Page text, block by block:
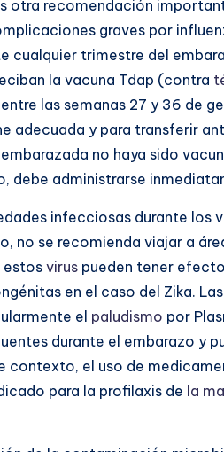
otra recomendación
graves por
cualquier trimestre del
la vacuna Tdap (contra
las semanas 27 y 36 de
adecuada y para transferir
no haya sido
debe administrarse
infecciosas durante los
no se recomienda viajar a
estos virus pueden tener
en el caso del Zika.
el paludismo por
durante el embarazo y
contexto, el uso de
para la profilaxis de la